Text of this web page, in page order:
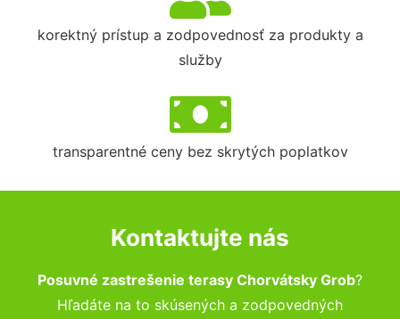
korektný prístup a zodpovednosť za produkty a
služby
transparentné ceny bez skrytých poplatkov
Kontaktujte nás
Posuvné zastrešenie terasy Chorvátsky Grob?
Hľadáte na to skúsených a zodpovedných